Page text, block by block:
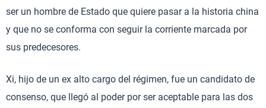
ser un hombre de Estado que quiere pasar a la historia china
y que no se conforma con seguir la corriente marcada por
sus predecesores.
Xi, hijo de un ex alto cargo del régimen, fue un candidato de
consenso, que llegó al poder por ser aceptable para las dos